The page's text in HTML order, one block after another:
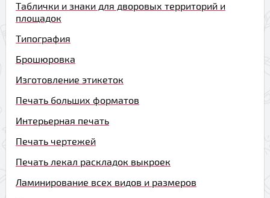
Таблички и знаки для дворовых территорий и
площадок
Типография
Брошюровка
Изготовление этикеток
Печать больших форматов
Интерьерная печать
Печать чертежей
Печать лекал раскладок выкроек
Ламинирование всех видов и размеров